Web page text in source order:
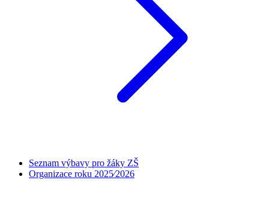
Seznam výbavy pro žáky ZŠ
Organizace roku 2025⁄2026